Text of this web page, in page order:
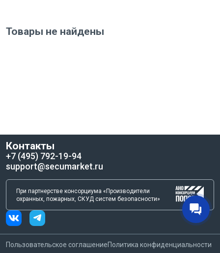
Товары не найдены
Контакты
+7 (495) 792-19-94
support@secumarket.ru
При партнерстве консорциума «Производители
охранных, пожарных, СКУД систем безопасности»
Пользовательское соглашениеПолитика конфиденциальности